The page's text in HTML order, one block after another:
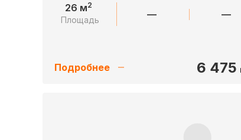
26 м2
Площадь — —
Подробнее 6 475